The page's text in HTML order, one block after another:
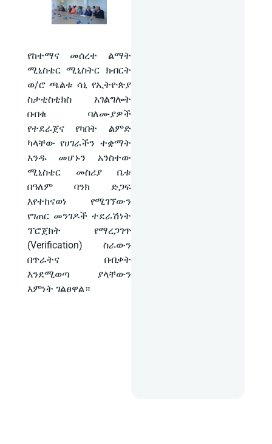
የከተማና መሰረተ ልማት
ሚኒስቴር ሚኒስትር ክብርት
ወ/ሮ ጫልቱ ሳኒ የኢትዮጵያ
ስታቲስቲክስ አገልግሎት
በብቁ ባለሙያዎች
የተደራጀና የካበት ልምድ
ካላቸው የሀገራችን ተቋማት
አንዱ መሆኑን አንስተው
ሚኒስቴር መስሪያ ቤቱ
በዓለም ባንክ ድጋፍ
እየተከናወነ የሚገኘውን
የገጠር መንገዶች ተደራሽነት
ፕሮጀክት የማረጋገጥ
(Verification) ስራውን
በጥራትና በብቃት
እንደሚወጣ ያላቸውን
እምነት ገልፀዋል።